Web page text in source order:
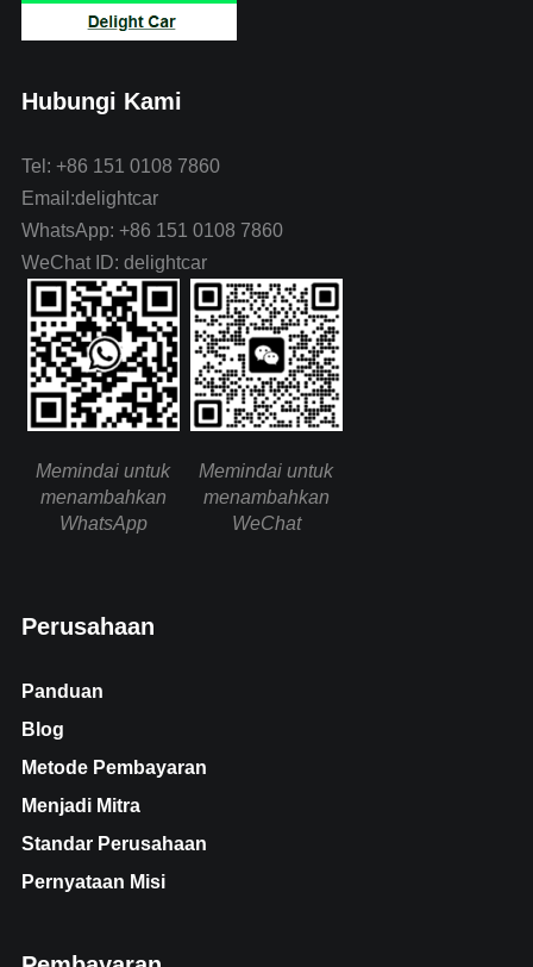
Hubungi Kami
Tel: +86 151 0108 7860
Email:delightcar
WhatsApp: +86 151 0108 7860
WeChat ID: delightcar
Memindai untuk
menambahkan
WhatsApp
Memindai untuk
menambahkan
WeChat
Perusahaan
Panduan
Blog
Metode Pembayaran
Menjadi Mitra
Standar Perusahaan
Pernyataan Misi